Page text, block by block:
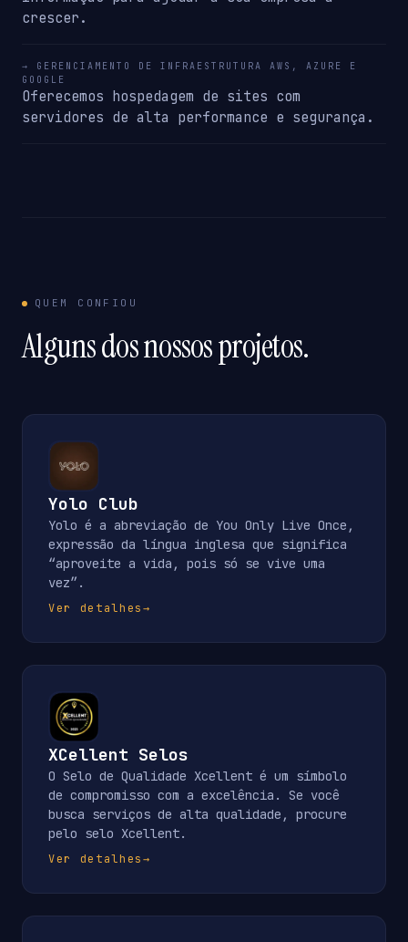
crescer.
→ GERENCIAMENTO DE INFRAESTRUTURA AWS, AZURE E
GOOGLE
Oferecemos hospedagem de sites com
servidores de alta performance e segurança.
QUEM CONFIOU
Alguns dos nossos projetos.
Yolo Club
Yolo é a abreviação de You Only Live Once,
expressão da língua inglesa que significa
“aproveite a vida, pois só se vive uma
vez”.
Ver detalhes→
XCellent Selos
O Selo de Qualidade Xcellent é um símbolo
de compromisso com a excelência. Se você
busca serviços de alta qualidade, procure
pelo selo Xcellent.
Ver detalhes→